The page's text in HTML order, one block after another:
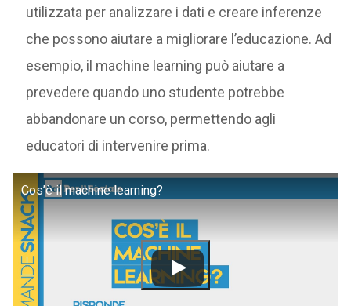
utilizzata per analizzare i dati e creare inferenze
che possono aiutare a migliorare l’educazione. Ad
esempio, il machine learning può aiutare a
prevedere quando uno studente potrebbe
abbandonare un corso, permettendo agli
educatori di intervenire prima.
Cos’è il machine learning?